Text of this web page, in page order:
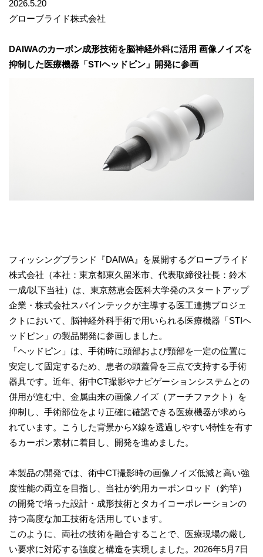
2026.5.20
グローブライド株式会社
DAIWAのカーボン成形技術を脳神経外科に活用 画像ノイズを
抑制した医療機器「STIヘッドピン」開発に参画
フィッシングブランド『DAIWA』を展開するグローブライド
株式会社（本社：東京都東久留米市、代表取締役社長：鈴木
一成/以下当社）は、東京慈恵会医科大学発のスタートアップ
企業・株式会社スパインテックが主導する医工連携プロジェ
クトにおいて、脳神経外科手術で用いられる医療機器「STIヘ
ッドピン」の製品開発に参画しました。
「ヘッドピン」は、手術時に頭部および頸部を一定の位置に
安定して固定するため、患者の頭蓋骨を三点で支持する手術
器具です。近年、術中CT撮影やナビゲーションシステムとの
併用が進む中、金属由来の画像ノイズ（アーチファクト）を
抑制し、手術部位をより正確に確認できる医療機器が求めら
れています。こうした背景からX線を透過しやすい特性を有す
るカーボン素材に着目し、開発を進めました。
本製品の開発では、術中CT撮影時の画像ノイズ低減と高い強
度性能の両立を目指し、当社が釣用カーボンロッド（釣竿）
の開発で培った設計・成形技術とタカイコーポレーションの
持つ高度な加工技術を活用しています。
このように、両社の技術を融合することで、医療現場の厳し
い要求に対応する強度と構造を実現しました。2026年5月7日